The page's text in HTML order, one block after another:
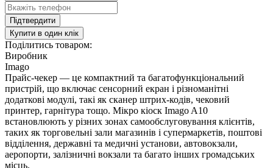
Підтвердити
Купити в один клік
Поділитись товаром:
Виробник
Imago
Прайс-чекер — це компактний та багатофункціональний
пристрій, що включає сенсорний екран і різноманітні
додаткові модулі, такі як сканер штрих-кодів, чековий
принтер, гарнітура тощо. Мікро кіоск Imago A10
встановлюють у різних зонах самообслуговування клієнтів,
таких як торговельні зали магазинів і супермаркетів, поштові
відділення, державні та медичні установи, автовокзали,
аеропорти, залізничні вокзали та багато інших громадських
місць.